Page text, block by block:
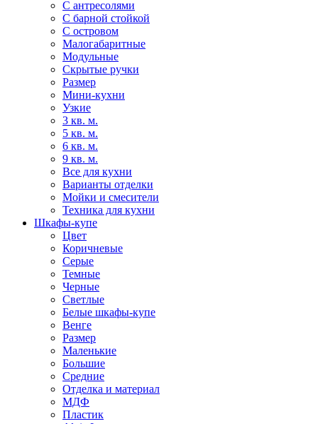
С антресолями
С барной стойкой
С островом
Малогабаритные
Модульные
Скрытые ручки
Размер
Мини-кухни
Узкие
3 кв. м.
5 кв. м.
6 кв. м.
9 кв. м.
Все для кухни
Варианты отделки
Мойки и смесители
Техника для кухни
Шкафы-купе
Цвет
Коричневые
Серые
Темные
Черные
Светлые
Белые шкафы-купе
Венге
Размер
Маленькие
Большие
Средние
Отделка и материал
МДФ
Пластик